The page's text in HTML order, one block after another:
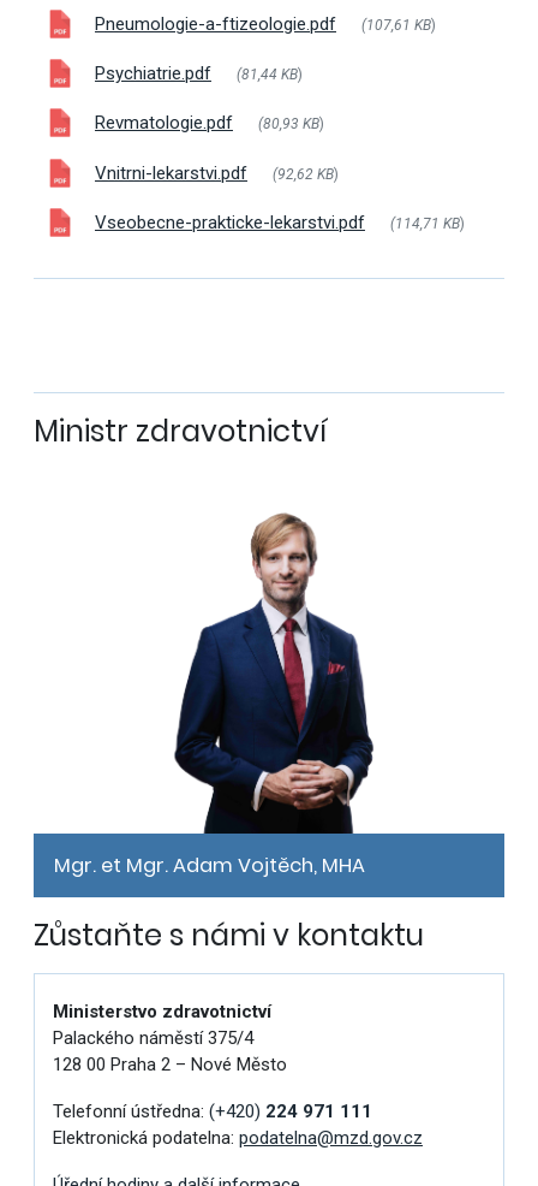
Pneumologie-a-ftizeologie.pdf (107,61 KB)
Psychiatrie.pdf (81,44 KB)
Revmatologie.pdf (80,93 KB)
Vnitrni-lekarstvi.pdf (92,62 KB)
Vseobecne-prakticke-lekarstvi.pdf (114,71 KB)
Ministr zdravotnictví
Mgr. et Mgr. Adam Vojtěch, MHA
Zůstaňte s námi v kontaktu
Ministerstvo zdravotnictví
Palackého náměstí 375/4
128 00 Praha 2 – Nové Město
Telefonní ústředna: (+420) 224 971 111
Elektronická podatelna: podatelna@mzd.gov.cz